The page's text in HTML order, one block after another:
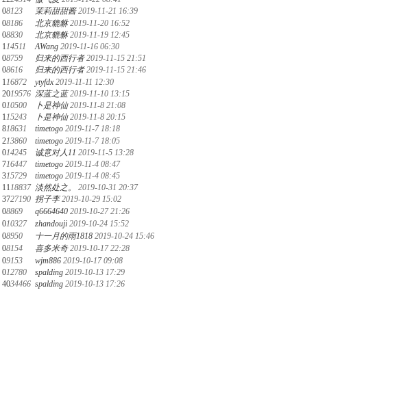
08123 茉莉甜甜酱 2019-11-21 16:39
08186 北京貔貅 2019-11-20 16:52
08830 北京貔貅 2019-11-19 12:45
114511 AWang 2019-11-16 06:30
08759 归来的西行者 2019-11-15 21:51
08616 归来的西行者 2019-11-15 21:46
116872 ytyfdx 2019-11-11 12:30
2019576 深蓝之蓝 2019-11-10 13:15
010500 卜是神仙 2019-11-8 21:08
115243 卜是神仙 2019-11-8 20:15
818631 timetogo 2019-11-7 18:18
213860 timetogo 2019-11-7 18:05
014245 诚意对人11 2019-11-5 13:28
716447 timetogo 2019-11-4 08:47
315729 timetogo 2019-11-4 08:45
1118837 淡然处之。
2019-10-31 20:37
3727190 拐子李 2019-10-29 15:02
08869 q6664640 2019-10-27 21:26
010327 zhandouji 2019-10-24 15:52
08950 十一月的雨1818 2019-10-24 15:46
08154 喜多米奇 2019-10-17 22:28
09153 wjm886 2019-10-17 09:08
012780 spalding 2019-10-13 17:29
4034466 spalding 2019-10-13 17:26